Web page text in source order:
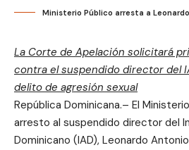
Ministerio Público arresta a
La Corte de Apelación solicitará
contra el suspendido director del
delito de agresión sexual
República Dominicana.– El
arresto al suspendido director del
Dominicano (IAD), Leonardo